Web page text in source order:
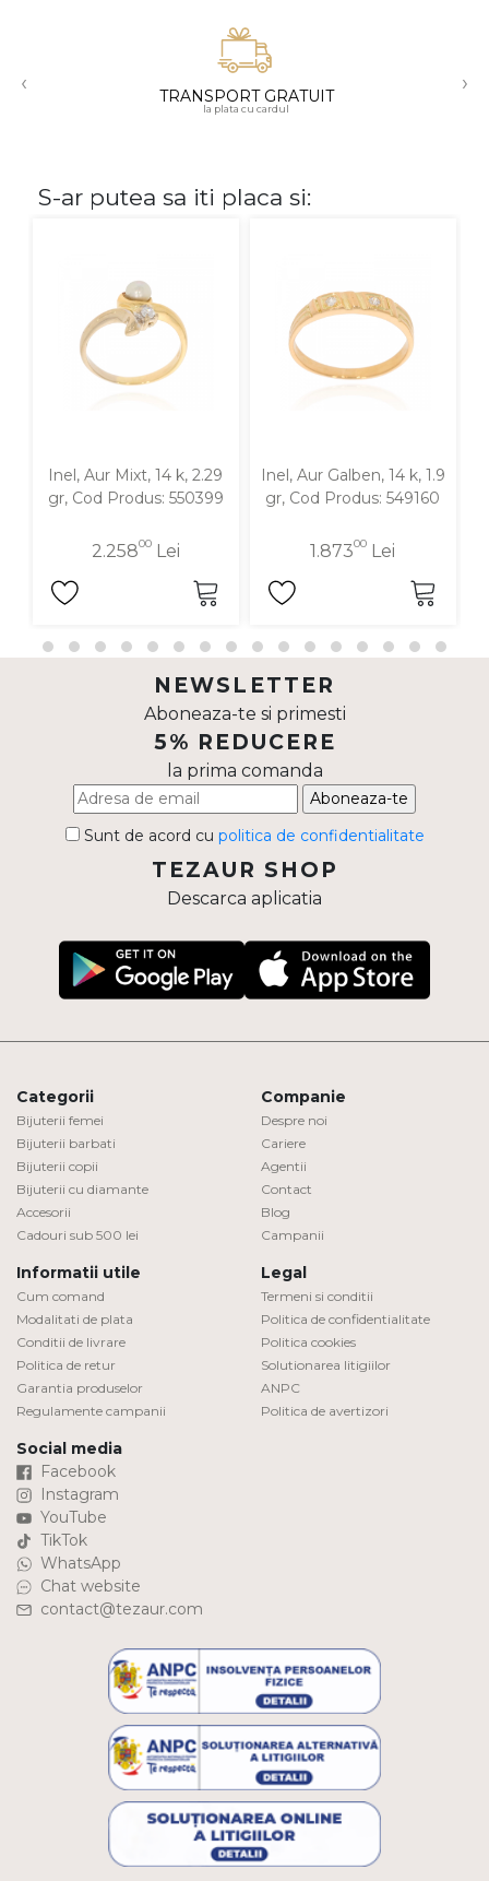
18K
‹ TRANSPORT GRATUIT
la plata cu cardul
›
S-ar putea sa iti placa si:
Inel, Aur Mixt, 14 k, 2.29
gr, Cod Produs: 550399
2.25800Lei
Inel, Aur Galben, 14 k, 1.9
gr, Cod Produs: 549160
1.87300 Lei
NEWSLETTER
Aboneaza-te si primesti
5% REDUCERE
la prima comanda
Aboneaza-te
Sunt de acord cu politica de confidentialitate
TEZAUR SHOP
Descarca aplicatia
Categorii
Bijuterii femei
Bijuterii barbati
Bijuterii copii
Bijuterii cu diamante
Accesorii
Cadouri sub 500 lei
Companie
Despre noi
Cariere
Agentii
Contact
Blog
Campanii
Informatii utile
Cum comand
Modalitati de plata
Conditii de livrare
Politica de retur
Garantia produselor
Regulamente campanii
Legal
Termeni si conditii
Politica de confidentialitate
Politica cookies
Solutionarea litigiilor
ANPC
Politica de avertizori
Social media
Facebook
Instagram
YouTube
TikTok
WhatsApp
Chat website
contact@tezaur.com